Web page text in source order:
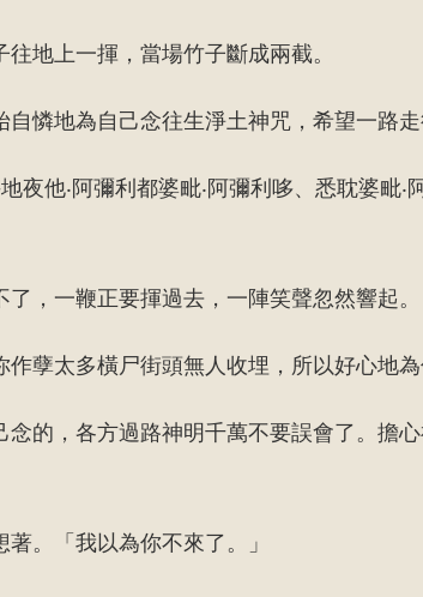
地上一揮，當場竹子斷成兩截。
憐地為自己念往生淨土神咒，希望一路走
夜他‧阿彌利都婆毗‧阿彌利哆、悉耽婆毗‧
，一鞭正要揮過去，一陣笑聲忽然響起。
作孽太多橫尸街頭無人收埋，所以好心地為
的，各方過路神明千萬不要誤會了。擔
。「我以為你不來了。」